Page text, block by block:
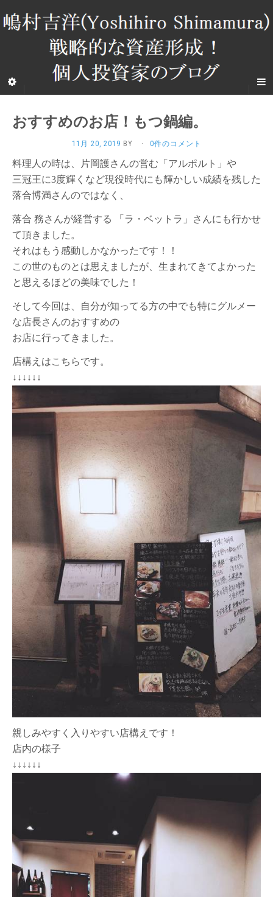
おすすめのお店！もつ鍋編。
11月 20, 2019 BY · 0件のコメント
料理人の時は、片岡護さんの営む「アルポルト」や
三冠王に3度輝くなど現役時代にも輝かしい成績を残した
落合博満さんのではなく、
落合 務さんが経営する 「ラ・ベットラ」さんにも行かせ
て頂きました。
それはもう感動しかなかったです！！
この世のものとは思えましたが、生まれてきてよかった
と思えるほどの美味でした！
そして今回は、自分が知ってる方の中でも特にグルメー
な店長さんのおすすめの
お店に行ってきました。
店構えはこちらです。
↓↓↓↓↓↓
親しみやすく入りやすい店構えです！
店内の様子
↓↓↓↓↓↓